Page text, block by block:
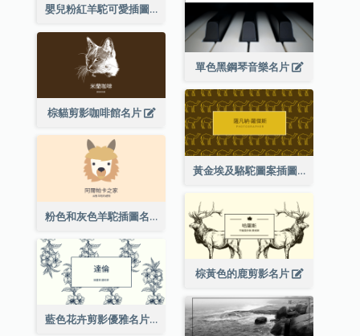
嬰兒粉紅羊駝可愛插圖名片
單色黑鋼琴音樂名片
棕貓剪影咖啡館名片
黃金埃及駱駝圖案插圖名片
粉色和灰色羊駝插圖名片
棕黃色的鹿剪影名片
藍色花卉剪影優雅名片